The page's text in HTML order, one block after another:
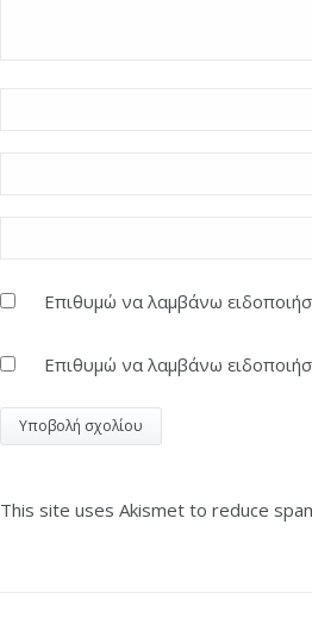
Επιθυμώ να λαμβάνω
Επιθυμώ να λαμβάνω
This site uses Akismet to reduce